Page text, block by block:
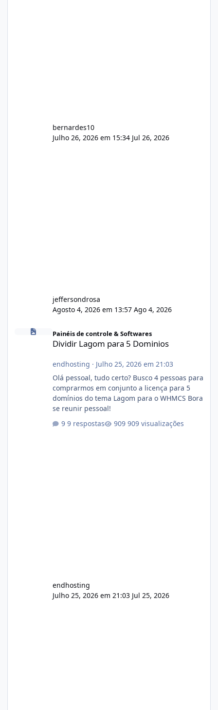
bernardes10
Julho 26, 2026 em 15:34 Jul 26, 2026
jeffersondrosa
Agosto 4, 2026 em 13:57 Ago 4, 2026
Painéis de controle & Softwares
Dividir Lagom para 5 Dominios
endhosting · Julho 25, 2026 em 21:03
Olá pessoal, tudo certo? Busco 4 pessoas para
comprarmos em conjunto a licença para 5
domínios do tema Lagom para o WHMCS Bora
se reunir pessoal!
9 respostas
909 visualizações
endhosting
Julho 25, 2026 em 21:03 Jul 25, 2026